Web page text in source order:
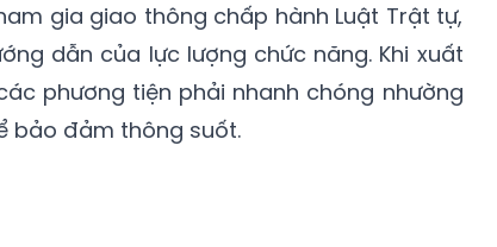
gia giao thông chấp hành Luật Trật tự,
dẫn của lực lượng chức năng. Khi xuất
phương tiện phải nhanh chóng nhường
bảo đảm thông suốt.